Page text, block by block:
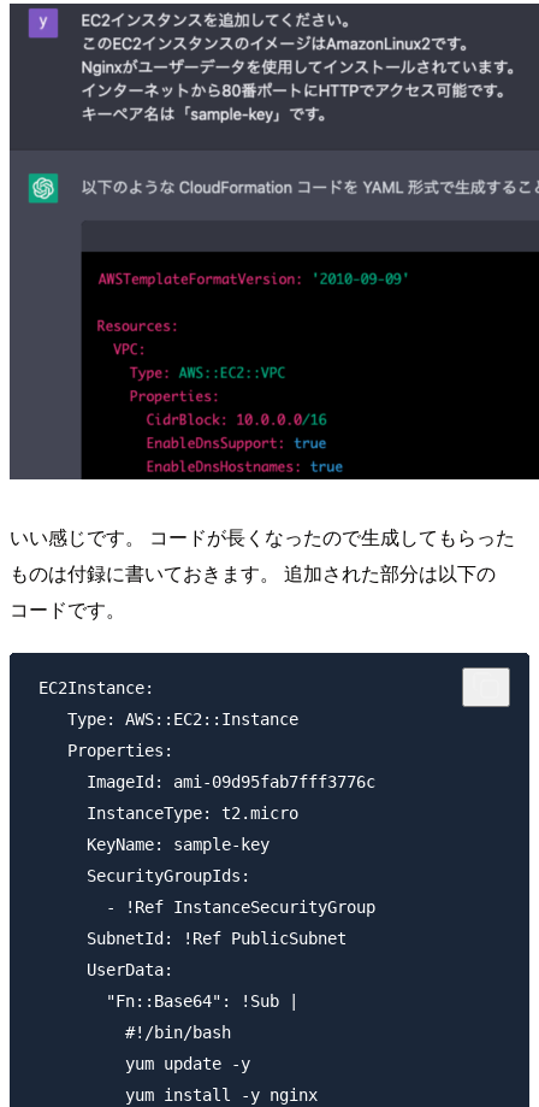
いい感じです。 コードが長くなったので生成してもらった
ものは付録に書いておきます。 追加された部分は以下の
コードです。
EC2Instance:
    Type: AWS::EC2::Instance
    Properties:
      ImageId: ami-09d95fab7fff3776c
      InstanceType: t2.micro
      KeyName: sample-key
      SecurityGroupIds:
        - !Ref InstanceSecurityGroup
      SubnetId: !Ref PublicSubnet
      UserData:
        "Fn::Base64": !Sub |
          #!/bin/bash
          yum update -y
          yum install -y nginx